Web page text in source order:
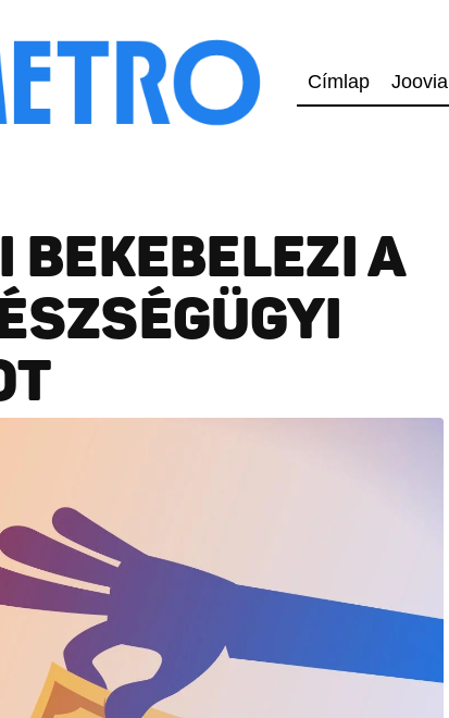
Címlap Joovia
BEKEBELEZI A